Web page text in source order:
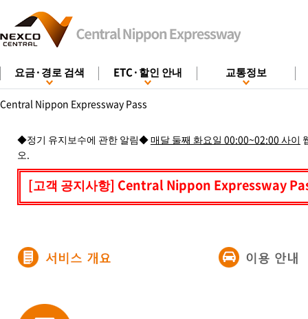
요금·경로 검색 ETC·할인 안내 교통정보
Central Nippon Expressway Pass
◆정기 유지보수에 관한 알림◆매달 둘째 화요일 00:00~02:00 사이
오.
[고객 공지사항] Central Nippon Expressway